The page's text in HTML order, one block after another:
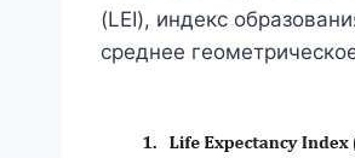
(LEI), индекс
среднее